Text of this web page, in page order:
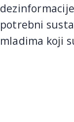
potrebni
mladima koji